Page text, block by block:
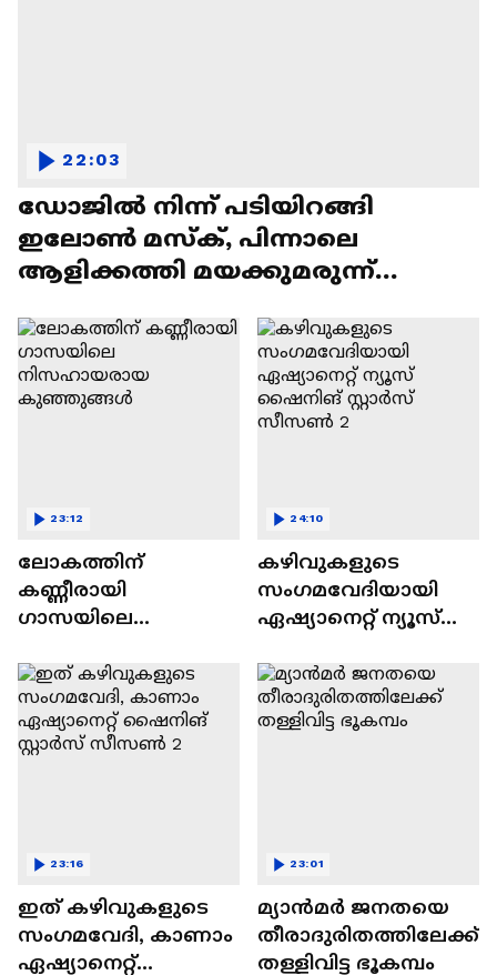
ഡോജിൽ നിന്ന് പടിയിറങ്ങി
ഇലോൺ മസ്ക്, പിന്നാലെ
ആളിക്കത്തി മയക്കുമരുന്ന്
22:03
ലോകത്തിന്
കണ്ണീരായി
ഗാസയിലെ
കുഞ്ഞുങ്ങൾ
23:12
കഴിവുകളുടെ
സംഗമവേദിയായി
ഏഷ്യാനെറ്റ് ന്യൂസ്
സീസൺ 2
24:10
ഇത് കഴിവുകളുടെ
സംഗമവേദി, കാണാം
ഏഷ്യാനെറ്റ്
23:16
മ്യാൻമർ ജനതയെ
തീരാദുരിതത്തിലേക്ക്
തള്ളിവിട്ട ഭൂകമ്പം
23:01